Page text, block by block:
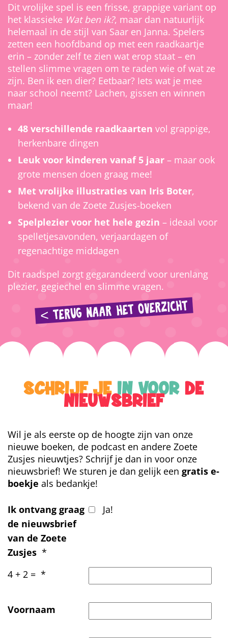
Dit vrolijke spel is een frisse, grappige variant op
het klassieke Wat ben ik?, maar dan natuurlijk
helemaal in de stijl van Saar en Janna. Spelers
zetten een hoofdband op met een raadkaartje
erin – zonder zelf te zien wat erop staat – en
stellen slimme vragen om te raden wie of wat ze
zijn. Ben ik een dier? Eetbaar? Iets wat je mee
naar school neemt? Lachen, gissen en winnen
maar!
48 verschillende raadkaarten vol grappige,
herkenbare dingen
Leuk voor kinderen vanaf 5 jaar – maar ook
grote mensen doen graag mee!
Met vrolijke illustraties van Iris Boter,
bekend van de Zoete Zusjes-boeken
Spelplezier voor het hele gezin – ideaal voor
spelletjesavonden, verjaardagen of
regenachtige middagen
Dit raadspel zorgt gegarandeerd voor urenlang
plezier, gegiechel en slimme vragen.
< TERUG NAAR HET OVERZICHT
SCHRIJF JE IN VOOR DE
NIEUWSBRIEF
Wil je als eerste op de hoogte zijn van onze
nieuwe boeken, de podcast en andere Zoete
Zusjes nieuwtjes? Schrijf je dan in voor onze
nieuwsbrief! We sturen je dan gelijk een gratis e-
boekje als bedankje!
Ik ontvang graag
de nieuwsbrief
van de Zoete
Zusjes *
Ja!
4 + 2 = *
Voornaam